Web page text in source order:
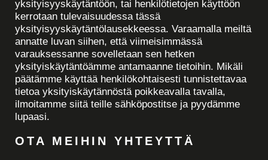
yksityisyyskäytäntöön, tai henkilötietojen käyttöön
kerrotaan tulevaisuudessa tässä
yksityisyyskäytäntölausekkeessa. Varaamalla meiltä
annatte luvan siihen, että viimeisimmässä
varauksessanne sovelletaan sen hetken
yksityiskäytäntöämme antamaanne tietoihin. Mikäli
päätämme käyttää henkilökohtaisesti tunnistettavaa
tietoa yksityiskäytännöstä poikkeavalla tavalla,
ilmoitamme siitä teille sähköpostitse ja pyydämme
lupaasi.
OTA MEIHIN YHTEYTTÄ